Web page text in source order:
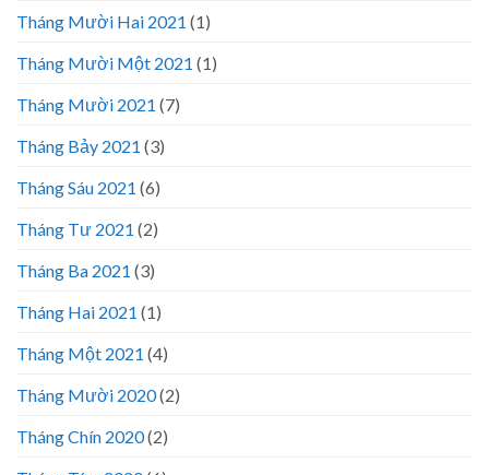
Tháng Mười Hai 2021 (1)
Tháng Mười Một 2021 (1)
Tháng Mười 2021 (7)
Tháng Bảy 2021 (3)
Tháng Sáu 2021 (6)
Tháng Tư 2021 (2)
Tháng Ba 2021 (3)
Tháng Hai 2021 (1)
Tháng Một 2021 (4)
Tháng Mười 2020(2)
Tháng Chín 2020(2)